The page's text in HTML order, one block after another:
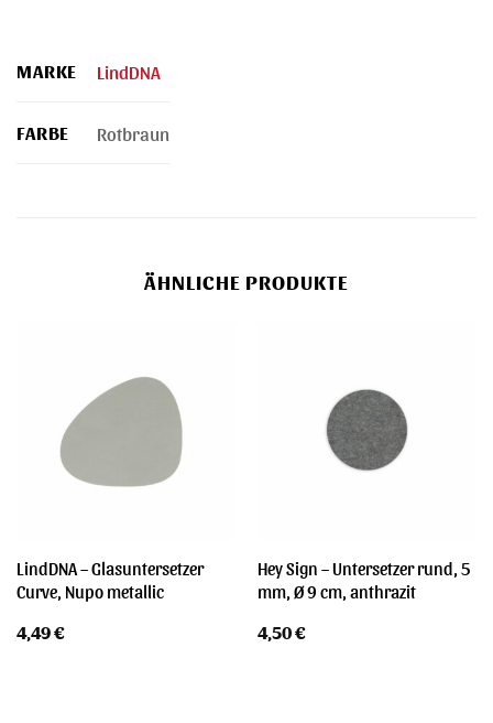
MARKE LindDNA
FARBE Rotbraun
ÄHNLICHE PRODUKTE
LindDNA – Glasuntersetzer
Curve, Nupo metallic
4,49€
Hey Sign – Untersetzer rund, 5
mm, Ø 9 cm, anthrazit
4,50€